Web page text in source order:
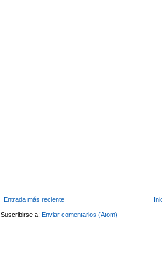
Entrada más reciente
Suscribirse a: Enviar comentarios (Atom)